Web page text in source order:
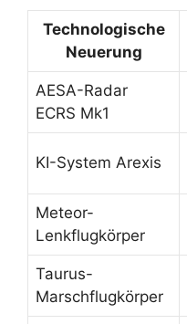
Technologische
Neuerung
AESA-Radar
ECRS Mk1
KI-System Arexis
Meteor-
Lenkflugkörper
Taurus-
Marschflugkörper